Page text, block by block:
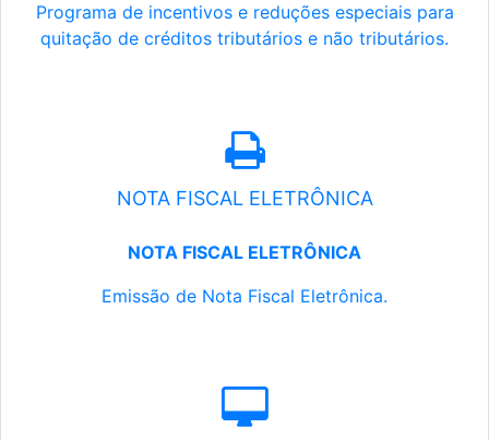
Programa de incentivos e reduções especiais para
quitação de créditos tributários e não tributários.
NOTA FISCAL ELETRÔNICA
NOTA FISCAL ELETRÔNICA
Emissão de Nota Fiscal Eletrônica.